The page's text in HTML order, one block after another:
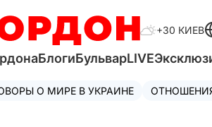
+30 КИЕВ
БлогиБульварLIVE
О МИРЕ В УКРАИНЕ